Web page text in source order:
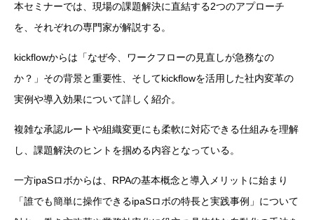
本セミナーでは、現場の課題解決に直結する2つのアプローチ
を、それぞれの専門家が解説する。
kickflowからは「なぜ今、ワークフローの見直しが急務なの
か？」その背景と重要性、そしてkickflowを活用した社内変革の
実例や導入効果について詳しく紹介。
複雑な承認ルートや組織変更にも柔軟に対応できる仕組みを理解
し、課題解決のヒントを掴める内容となっている。
一方ipaSロボからは、RPAの基本概念と導入メリットに始まり
「誰でも簡単に操作できるipaSロボの特長と実践事例」について